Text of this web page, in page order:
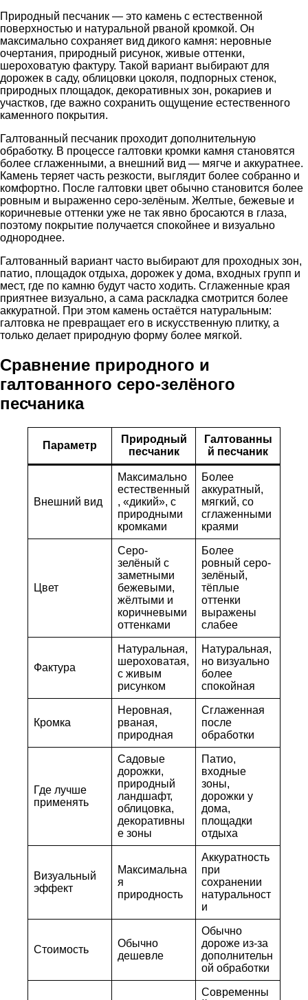
Природный песчаник — это камень с естественной
поверхностью и натуральной рваной кромкой. Он
максимально сохраняет вид дикого камня: неровные
очертания, природный рисунок, живые оттенки,
шероховатую фактуру. Такой вариант выбирают для
дорожек в саду, облицовки цоколя, подпорных стенок,
природных площадок, декоративных зон, рокариев и
участков, где важно сохранить ощущение естественного
каменного покрытия.
Галтованный песчаник проходит дополнительную
обработку. В процессе галтовки кромки камня становятся
более сглаженными, а внешний вид — мягче и аккуратнее.
Камень теряет часть резкости, выглядит более собранно и
комфортно. После галтовки цвет обычно становится более
ровным и выраженно серо-зелёным. Желтые, бежевые и
коричневые оттенки уже не так явно бросаются в глаза,
поэтому покрытие получается спокойнее и визуально
однороднее.
Галтованный вариант часто выбирают для проходных зон,
патио, площадок отдыха, дорожек у дома, входных групп и
мест, где по камню будут часто ходить. Сглаженные края
приятнее визуально, а сама раскладка смотрится более
аккуратной. При этом камень остаётся натуральным:
галтовка не превращает его в искусственную плитку, а
только делает природную форму более мягкой.
Сравнение природного и
галтованного серо-зелёного
песчаника
Параметр
Природный
песчаник
Галтованны
й песчаник
Внешний вид
Максимально
естественный
, «дикий», с
природными
кромками
Более
аккуратный,
мягкий, со
сглаженными
краями
Цвет
Серо-
зелёный с
заметными
бежевыми,
жёлтыми и
коричневыми
оттенками
Более
ровный серо-
зелёный,
тёплые
оттенки
выражены
слабее
Фактура
Натуральная,
шероховатая,
с живым
рисунком
Натуральная,
но визуально
более
спокойная
Кромка
Неровная,
рваная,
природная
Сглаженная
после
обработки
Где лучше
применять
Садовые
дорожки,
природный
ландшафт,
облицовка,
декоративны
е зоны
Патио,
входные
зоны,
дорожки у
дома,
площадки
отдыха
Визуальный
эффект
Максимальна
я
природность
Аккуратность
при
сохранении
натуральност
и
Стоимость
Обычно
дешевле
Обычно
дороже из-за
дополнительн
ой обработки
Современны